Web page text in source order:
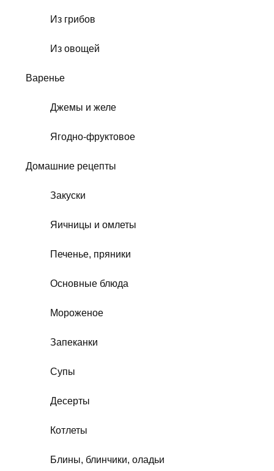
Из грибов
Из овощей
Варенье
Джемы и желе
Ягодно-фруктовое
Домашние рецепты
Закуски
Яичницы и омлеты
Печенье, пряники
Основные блюда
Мороженое
Запеканки
Супы
Десерты
Котлеты
Блины, блинчики, оладьи